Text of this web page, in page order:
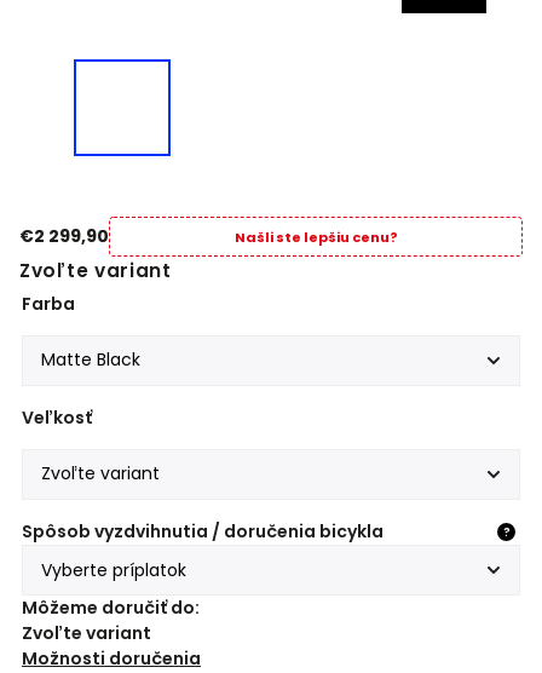
€2 299,90 Našli ste lepšiu cenu?
Zvoľte variant
Farba
Veľkosť
Spôsob vyzdvihnutia / doručenia bicykla ?
Môžeme doručiť do:
Zvoľte variant
Možnosti doručenia